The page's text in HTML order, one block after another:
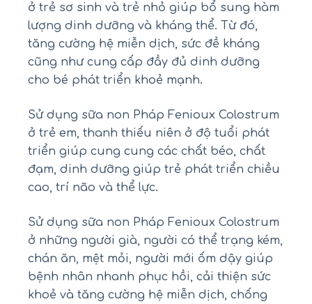
ở trẻ sơ sinh và trẻ nhỏ giúp bổ sung hàm
lượng dinh dưỡng và kháng thể. Từ đó,
tăng cường hệ miễn dịch, sức đề kháng
cũng như cung cấp đầy đủ dinh dưỡng
cho bé phát triển khoẻ mạnh.
Sử dụng sữa non Pháp Fenioux Colostrum
ở trẻ em, thanh thiếu niên ở độ tuổi phát
triển giúp cung cung các chất béo, chất
đạm, dinh dưỡng giúp trẻ phát triển chiều
cao, trí não và thể lực.
Sử dụng sữa non Pháp Fenioux Colostrum
ở những người già, người có thể trạng kém,
chán ăn, mệt mỏi, người mới ốm dậy giúp
bệnh nhân nhanh phục hồi, cải thiện sức
khoẻ và tăng cường hệ miễn dịch, chống